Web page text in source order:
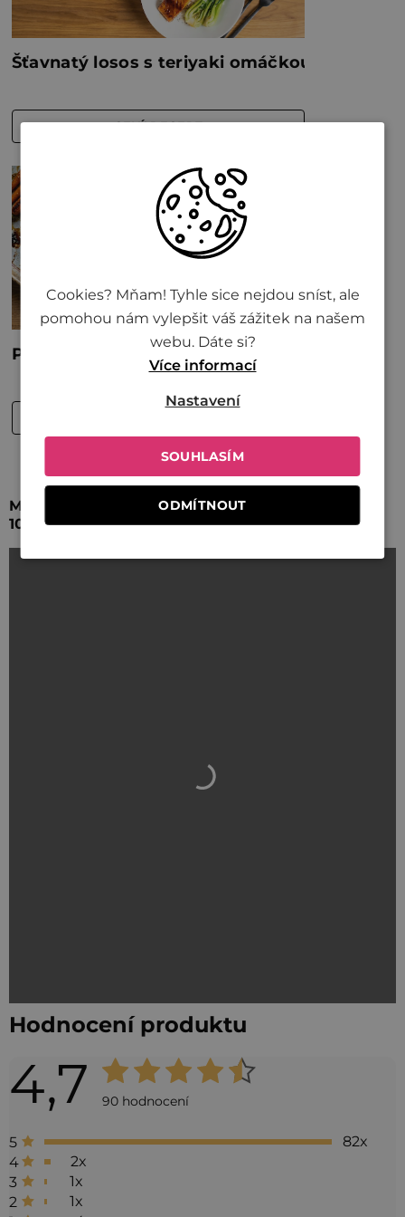
Mistrem asijské kuchyně: Teriyaki udon nudle do
10 minut
Hodnocení produktu
4,7
Průměrné
hodnocení
je
90 hodnocení
5
82x
4
2x
3
1x
2
1x
Cookies? Mňam! Tyhle sice nejdou sníst, ale
pomohou nám vylepšit váš zážitek na našem
webu. Dáte si?
Více informací
SOUHLASÍM
ODMÍTNOUT
Nastavení